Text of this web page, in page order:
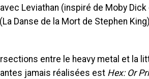
Leviathan (inspiré de Moby Dick
Danse de la Mort de Stephen
entre le heavy metal et la
jamais réalisées est Hex: Or